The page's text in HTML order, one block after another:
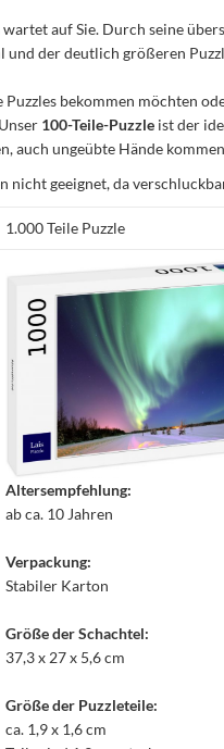
wartet auf Sie. Durch seine
und der deutlich größeren
bekommen möchten
100-Teile-Puzzle ist der
auch ungeübte Hände
nicht geeignet, da
1.000 Teile Puzzle
Altersempfehlung:
ab ca. 10 Jahren
Verpackung:
Stabiler Karton
Größe der Schachtel:
37,3 x 27 x 5,6 cm
Größe der Puzzleteile:
ca. 1,9 x 1,6 cm